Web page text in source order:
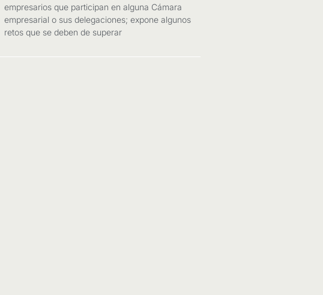
empresarios que participan en alguna Cámara
empresarial o sus delegaciones; expone algunos
retos que se deben de superar